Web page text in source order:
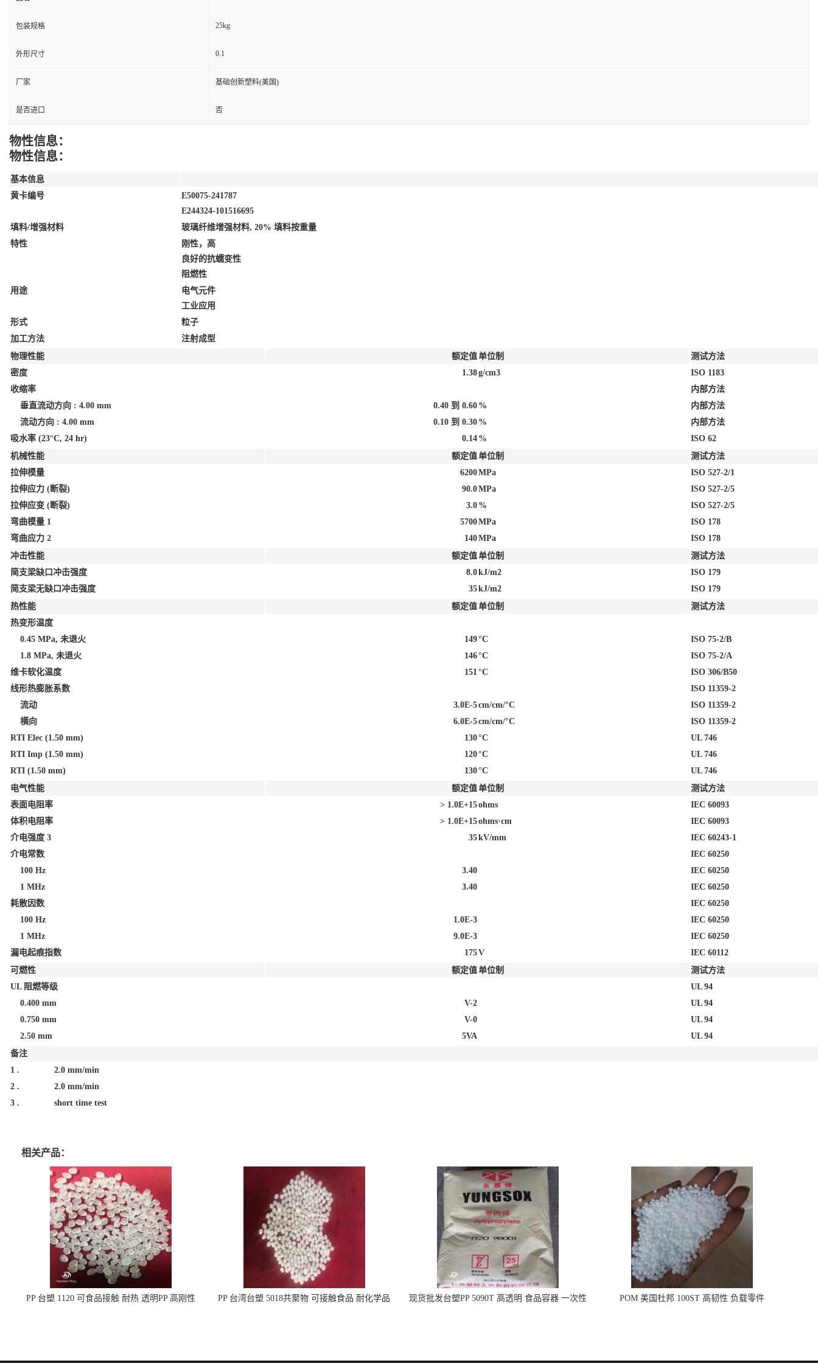
包装规格 25kg
外形尺寸 0.1
厂家 基础创新塑料(美国)
是否进口 否
物性信息：
物性信息：
基本信息
黄卡编号
E50075-241787
E244324-101516695
填料/增强材料
玻璃纤维增强材料, 20% 填料按重量
特性
刚性，高
良好的抗蠕变性
阻燃性
用途
电气元件
工业应用
形式
粒子
加工方法
注射成型
物理性能
额定值单位制
测试方法
密度
1.38g/cm3
ISO 1183
收缩率
内部方法
垂直流动方向 : 4.00 mm
0.40 到 0.60 %
内部方法
流动方向 : 4.00 mm
0.10 到 0.30 %
内部方法
吸水率 (23°C, 24 hr) 0.14 %
ISO 62
机械性能
额定值单位制
测试方法
拉伸模量
6200MPa
ISO 527-2/1
拉伸应力 (断裂) 90.0MPa
ISO 527-2/5
拉伸应变 (断裂) 3.0 %
ISO 527-2/5
弯曲模量 1 5700MPa
ISO 178
弯曲应力 2 140MPa
ISO 178
冲击性能
额定值单位制
测试方法
简支梁缺口冲击强度
8.0kJ/m2
ISO 179
简支梁无缺口冲击强度
35kJ/m2
ISO 179
热性能
额定值单位制
测试方法
热变形温度
0.45 MPa, 未退火
149°C
ISO 75-2/B
1.8 MPa, 未退火
146°C
ISO 75-2/A
维卡软化温度
151°C
ISO 306/B50
线形热膨胀系数
ISO 11359-2
流动
3.0E-5cm/cm/°C
ISO 11359-2
横向
6.0E-5cm/cm/°C
ISO 11359-2
RTI Elec (1.50 mm) 130°C
UL 746
RTI Imp (1.50 mm) 120°C
UL 746
RTI (1.50 mm) 130°C
UL 746
电气性能
额定值单位制
测试方法
表面电阻率
> 1.0E+15ohms
IEC 60093
体积电阻率
> 1.0E+15ohms·cm
IEC 60093
介电强度 3 35kV/mm
IEC 60243-1
介电常数
IEC 60250
100 Hz
3.40
IEC 60250
1 MHz
3.40
IEC 60250
耗散因数
IEC 60250
100 Hz
1.0E-3
IEC 60250
1 MHz
9.0E-3
IEC 60250
漏电起痕指数
175V
IEC 60112
可燃性
额定值单位制
测试方法
UL 阻燃等级
UL 94
0.400 mm
V-2
UL 94
0.750 mm
V-0
UL 94
2.50 mm
5VA
UL 94
备注
1 .
2.0 mm/min
2 .
2.0 mm/min
3 .
short time test
相关产品：
PP 台塑 1120 可食品接触 耐热 透明PP 高刚性
PP 台湾台塑 5018共聚物 可接触食品 耐化学品
现货批发台塑PP 5090T 高透明 食品容器 一次性
POM 美国杜邦 100ST 高韧性 负载零件